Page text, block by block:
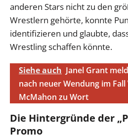
anderen Stars nicht zu den
Wrestlern gehörte, konnte
identifizieren und glaubte,
Wrestling schaffen könnte.
Siehe auch Janel Grant
nach neuer Wendung im Fall
McMahon zu Wort
Die Hintergründe der
Promo